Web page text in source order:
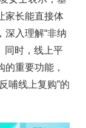
家长能直接体
深入理解“非纳
同时，线上平
重要功能，
哺线上复购”的